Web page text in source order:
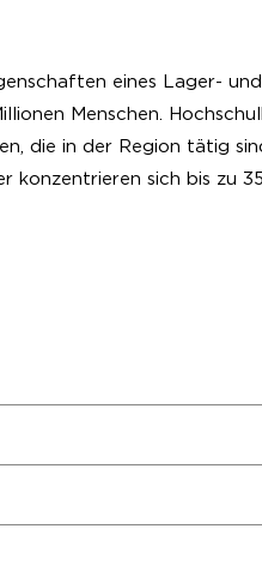
eines Lager-
Menschen.
die in der Region tätig
konzentrieren sich bis zu